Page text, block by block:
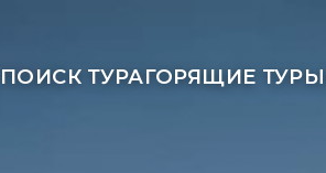
ПОИСК ТУРАГОРЯЩИЕ ТУРЫ